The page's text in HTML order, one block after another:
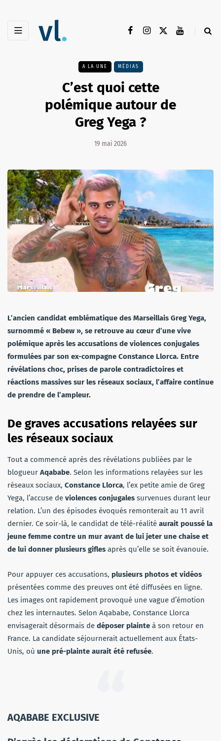
A LA UNE MÉDIAS
C’est quoi cette
polémique autour de
Greg Yega ?
19 mai 2026
L’ancien candidat emblématique des Marseillais Greg Yega,
surnommé « Bebew », se retrouve au cœur d’une vive
polémique après les accusations de violences conjugales
formulées par son ex-compagne Constance Llorca. Entre
révélations choc, prises de parole contradictoires et
réactions massives sur les réseaux sociaux, l’affaire continue
de prendre de l’ampleur.
De graves accusations relayées sur
les réseaux sociaux
Tout a commencé après des révélations publiées par le
blogueur Aqababe. Selon les informations relayées sur les
réseaux sociaux, Constance Llorca, l’ex petite amie de Greg
Yega, l’accuse de violences conjugales survenues durant leur
relation. L’un des épisodes évoqués remonterait au 11 avril
dernier. Ce soir-là, le candidat de télé-réalité aurait poussé la
jeune femme contre un mur avant de lui jeter une chaise et
de lui donner plusieurs gifles après qu’elle se soit évanouie.
Pour appuyer ces accusations, plusieurs photos et vidéos
présentées comme des preuves ont été diffusées en ligne.
Les images ont rapidement provoqué une vague d’émotion
chez les internautes. Selon Aqababe, Constance Llorca
envisagerait désormais de déposer plainte à son retour en
France. La candidate séjournerait actuellement aux États-
Unis, où une pré-plainte aurait été refusée.
AQABABE EXCLUSIVE